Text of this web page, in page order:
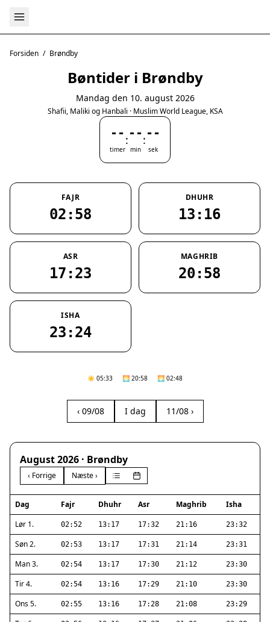
Forsiden / Brøndby
Bøntider i Brøndby
Mandag den 10. august 2026
Shafii, Maliki og Hanbali · Muslim World League, KSA
--
timer
:--
min
:--
sek
FAJR
02:58
DHUHR
13:16
ASR
17:23
MAGHRIB
20:58
ISHA
23:24
☀️ 05:33 🌅 20:58 🌅 02:48
‹ 09/08 I dag 11/08 ›
August 2026 · Brøndby
‹ Forrige Næste ›
Dag Fajr Dhuhr Asr Maghrib
Isha
Lør 1.
02:52 13:17 17:32 21:16 23:32
Søn 2. 02:53 13:17 17:31 21:14 23:31
Man 3. 02:54 13:17 17:30 21:12 23:30
Tir 4. 02:54 13:16 17:29 21:10 23:30
Ons 5. 02:55 13:16 17:28 21:08 23:29